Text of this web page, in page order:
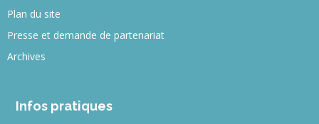
Plan du site
Presse et demande de partenariat
Archives
Infos pratiques